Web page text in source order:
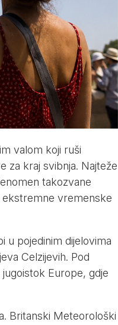
valom koji ruši
za kraj svibnja. Najteže
takozvane
ekstremne vremenske
u pojedinim dijelovima
Celzijevih. Pod
Europe, gdje
Britanski Meteorološki